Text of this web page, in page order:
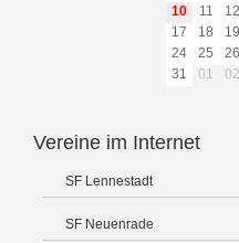
10
11 12
17
18 19
24
25 26
31
01 02
Vereine im Internet
SF Lennestadt
SF Neuenrade